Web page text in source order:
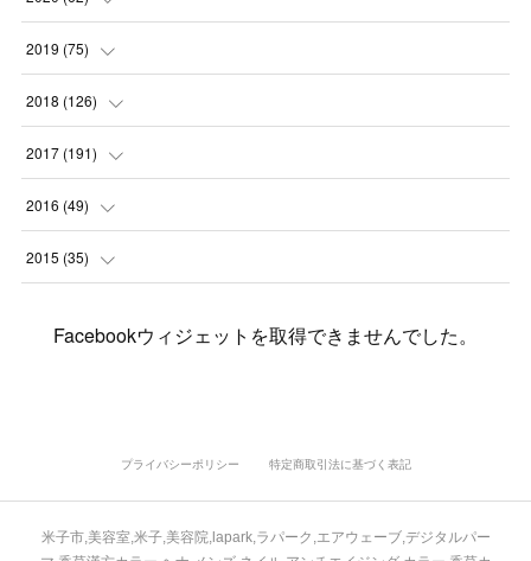
(1)
(5)
(8)
(3
(8)
(6)
(8
(1)
(3)
(7
(5)
(3)
(3)
(6
(9)
(7)
(4
(6)
(1)
2019 (75)
(1)
(2)
(6
(7
(15)
(10)
(13)
2018 (126)
(6)
(12 )
(7
(8)
( 4)
2017 (191)
(12 )
(11 )
(23)
(20)
2016 (49)
(2
(3)
(3)
2015 (35)
(3)
Facebookウィジェットを取得できませんでした。
プライバシーポリシー 特定商取引法に基づく表記
米子市,美容室,米子,美容院,lapark,ラパーク,エアウェーブ,デジタルパー